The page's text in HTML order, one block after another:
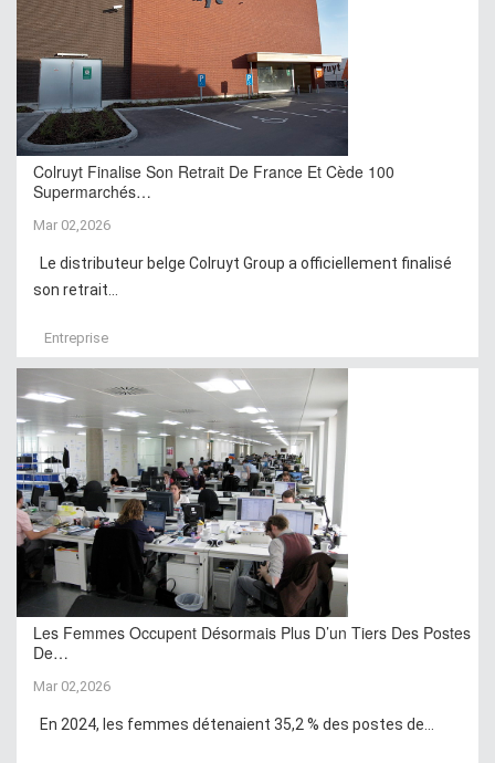
Colruyt Finalise Son Retrait De France Et Cède 100
Supermarchés…
Mar 02,2026
Le distributeur belge Colruyt Group a officiellement finalisé
son retrait...
Entreprise
Les Femmes Occupent Désormais Plus D’un Tiers Des Postes
De…
Mar 02,2026
En 2024, les femmes détenaient 35,2 % des postes de...